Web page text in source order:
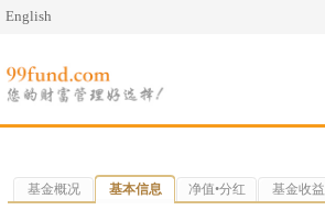
English
基金概况 基本信息 净值•分红 基金收益